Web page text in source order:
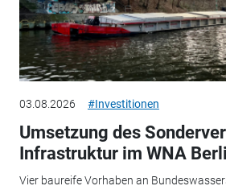
03.08.2026 #Investitionen
Umsetzung des
Infrastruktur im WNA
Vier baureife Vorhaben an